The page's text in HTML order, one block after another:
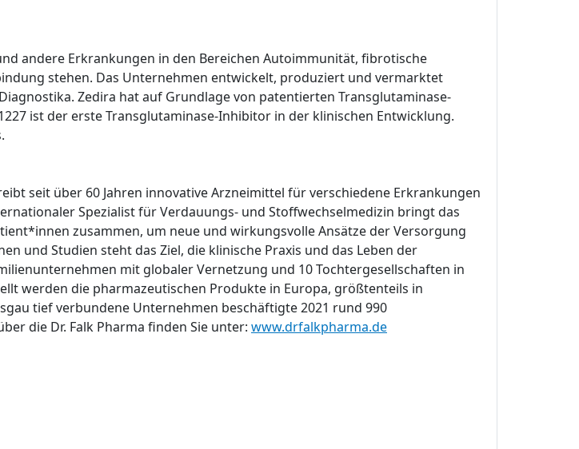
andere Erkrankungen in den Bereichen Autoimmunität, fibrotische
stehen. Das Unternehmen entwickelt, produziert und vermarktet
Zedira hat auf Grundlage von patentierten Transglutaminase-
ist der erste Transglutaminase-Inhibitor in der klinischen Entwicklung.
seit über 60 Jahren innovative Arzneimittel für verschiedene Erkrankungen
Spezialist für Verdauungs- und Stoffwechselmedizin bringt das
zusammen, um neue und wirkungsvolle Ansätze der Versorgung
und Studien steht das Ziel, die klinische Praxis und das Leben der
mit globaler Vernetzung und 10 Tochtergesellschaften in
werden die pharmazeutischen Produkte in Europa, größtenteils in
tief verbundene Unternehmen beschäftigte 2021 rund 990
die Dr. Falk Pharma finden Sie unter: www.drfalkpharma.de